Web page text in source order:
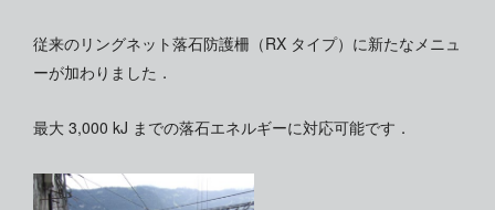
従来のリングネット落石防護柵（RX タイプ）に新たなメニュ
ーが加わりました．
最大 3,000 kJ までの落石エネルギーに対応可能です．